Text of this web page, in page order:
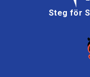
Steg för